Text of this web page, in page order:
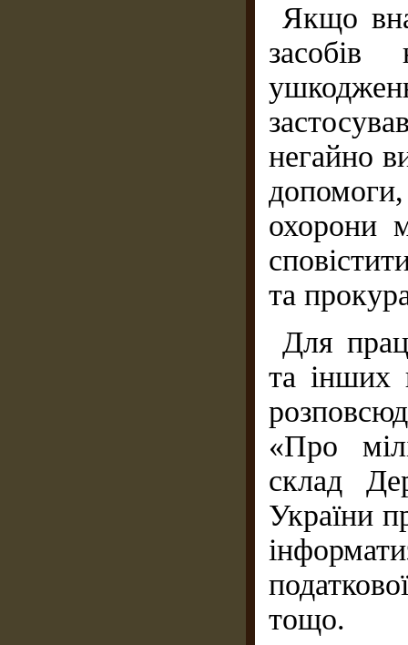
Якщо
засобів
негайно
охорони
та
Для
та інших
«Про
склад
України
тощо.